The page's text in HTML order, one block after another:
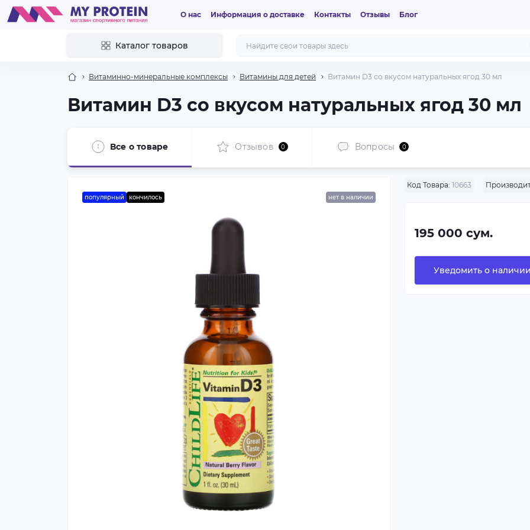
О нас Информация о доставке Контакты Отзывы Блог
Каталог товаров
Витаминно-минеральные комплексы Витамины для детей Витамин D3 со вкусом натуральных ягод 30 мл
Витамин D3 со вкусом натуральных ягод 30 мл
Все о товаре Отзывов 0 Вопросы 0
популярный кончилось нет в наличии
Код Товара: 10663
195 000 сум.
Уведомить о